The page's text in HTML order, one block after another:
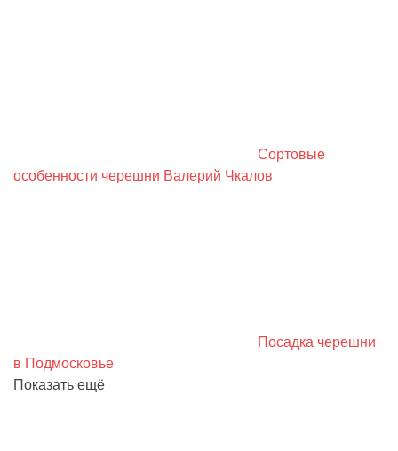
Сортовые
особенности черешни Валерий Чкалов
Посадка черешни
в Подмосковье
Показать ещё